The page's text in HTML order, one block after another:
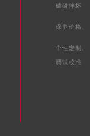
磕碰摔坏
保养价格、
个性定制、
调试校准